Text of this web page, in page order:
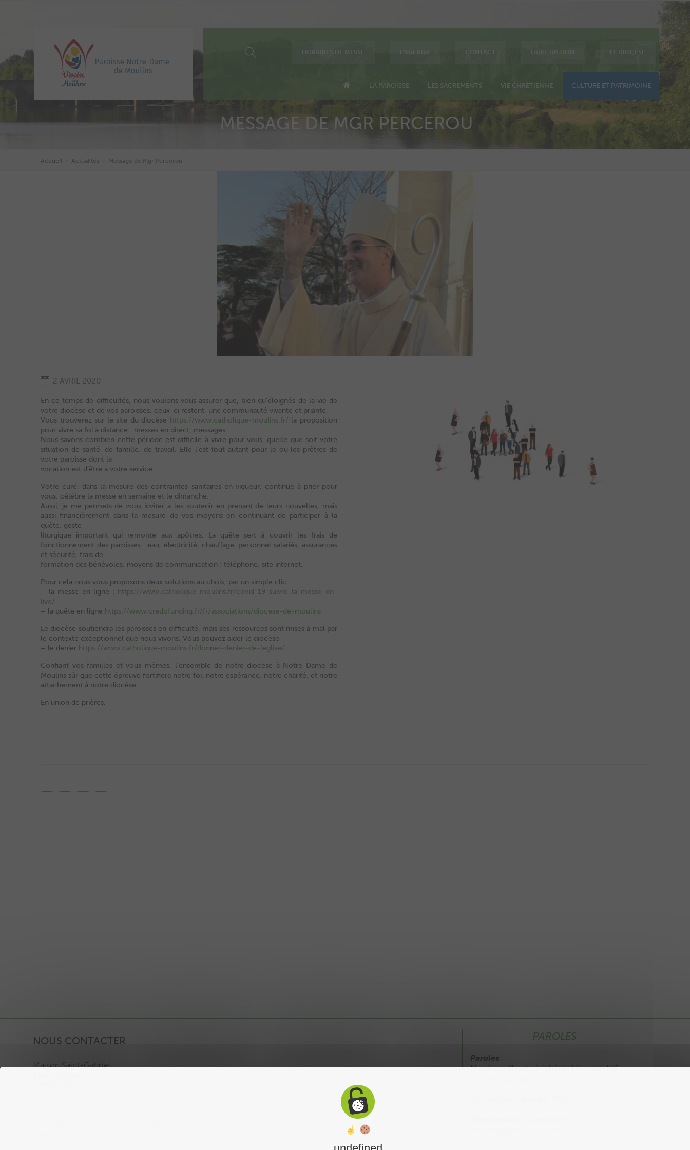
HORAIRES DE MESSE L’AGENDA CONTACT FAIRE UN DON LE DIOCÈSE
LA PAROISSE LES SACREMENTS VIE CHRÉTIENNE CULTURE ET PATRIMOINE
MESSAGE DE MGR PERCEROU
Accueil Actualités Message de Mgr Percerou
2 AVRIL 2020
En ce temps de difficultés, nous voulons vous assurer que, bien qu’éloignés de la vie de
votre diocèse et de vos paroisses, ceux-ci restent, une communauté vivante et priante.
Vous trouverez sur le site du diocèse https://www.catholique-moulins.fr/ la proposition
pour vivre sa foi à distance : messes en direct, messages.
Nous savons combien cette période est difficile à vivre pour vous, quelle que soit votre
situation de santé, de famille, de travail. Elle l’est tout autant pour le ou les prêtres de
votre paroisse dont la
vocation est d’être à votre service.
Votre curé, dans la mesure des contraintes sanitaires en vigueur, continue à prier pour
vous, célèbre la messe en semaine et le dimanche.
Aussi, je me permets de vous inviter à les soutenir en prenant de leurs nouvelles, mais
aussi financièrement dans la mesure de vos moyens en continuant de participer à la
quête, geste
liturgique important qui remonte aux apôtres. La quête sert à couvrir les frais de
fonctionnement des paroisses : eau, électricité, chauffage, personnel salariés, assurances
et sécurité, frais de
formation des bénévoles, moyens de communication : téléphone, site internet,
Pour cela nous vous proposons deux solutions au choix, par un simple clic :
– la messe en ligne : https://www.catholique-moulins.fr/covid-19-suivre-la-messe-en-
live/
– la quête en ligne https://www.credofunding.fr/fr/associations/diocese-de-moulins
Le diocèse soutiendra les paroisses en difficulté, mais ses ressources sont mises à mal par
le contexte exceptionnel que nous vivons. Vous pouvez aider le diocèse
– le denier https://www.catholique-moulins.fr/donner-denier-de-leglise/
Confiant vos familles et vous-mêmes, l’ensemble de notre diocèse à Notre-Dame de
Moulins sûr que cette épreuve fortifiera notre foi, notre espérance, notre charité, et notre
attachement à notre diocèse.
En union de prières,
NOUS CONTACTER
Maison Saint-Gabriel,
PAROLES
Paroles
Moulins, ville et périphérie, bimestriel (6